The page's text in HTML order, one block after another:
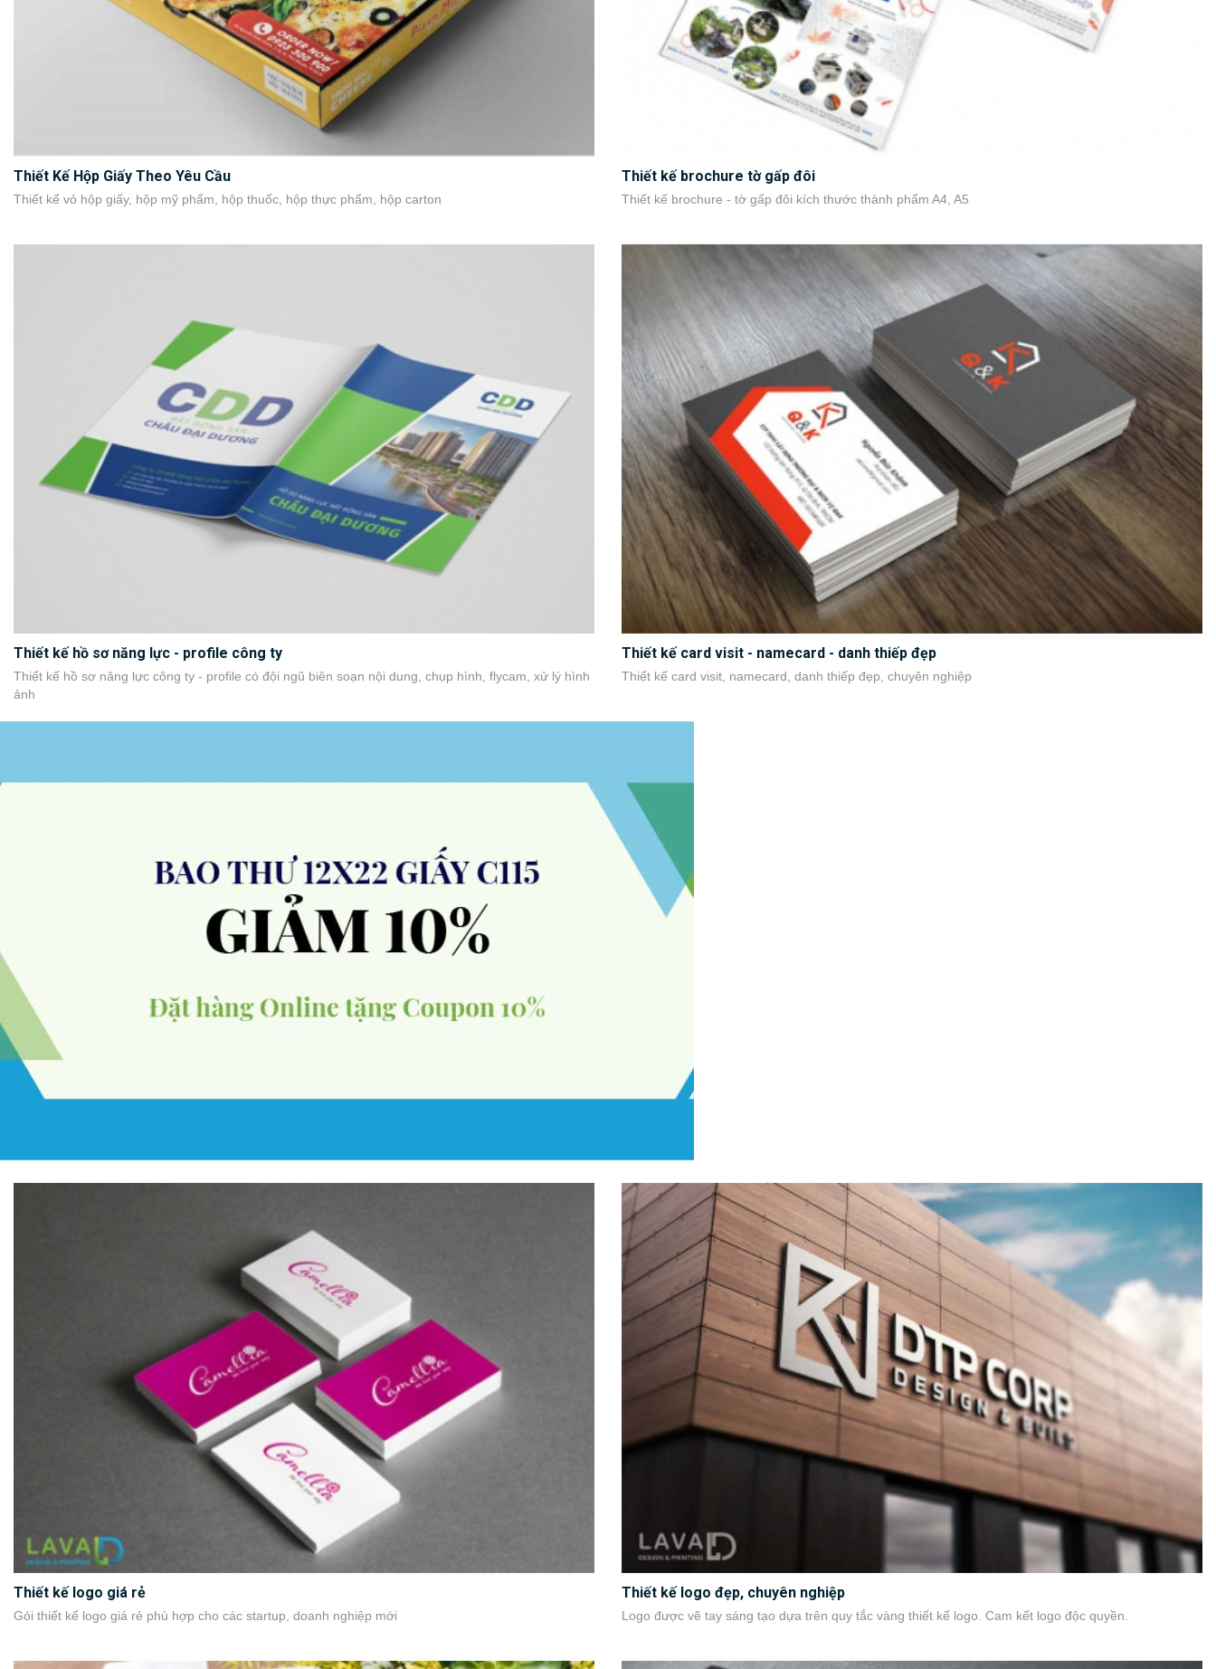
Thiết Kế Hộp Giấy Theo Yêu Cầu
Thiết kế vỏ hộp giấy, hộp mỹ phẩm, hộp thuốc, hộp thực phẩm, hộp carton
Thiết kế brochure tờ gấp đôi
Thiết kế brochure - tờ gấp đôi kích thước thành phẩm A4, A5
Thiết kế hồ sơ năng lực - profile công ty
Thiết kế hồ sơ năng lực công ty - profile có đội ngũ biên soạn nội dung, chụp hình, flycam, xử lý hình
ảnh
Thiết kế card visit - namecard - danh thiếp đẹp
Thiết kế card visit, namecard, danh thiếp đẹp, chuyên nghiệp
Thiết kế logo giá rẻ
Gói thiết kế logo giá rẻ phù hợp cho các startup, doanh nghiệp mới
Thiết kế logo đẹp, chuyên nghiệp
Logo được vẽ tay sáng tạo dựa trên quy tắc vàng thiết kế logo. Cam kết logo độc quyền.